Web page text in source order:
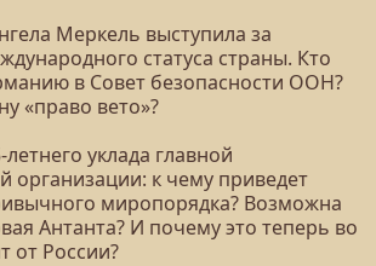
Меркель выступила за
статуса страны. Кто
в Совет безопасности ООН?
«право вето»?
уклада главной
организации: к чему приведет
миропорядка? Возможна
Антанта? И почему это теперь во
от России?